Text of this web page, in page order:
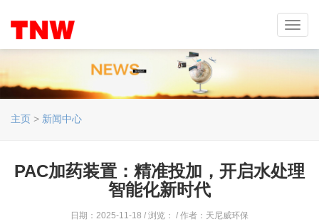
主页 > 新闻中心
PAC加药装置：精准投加，开启水处理
智能化新时代
日期：2025-11-18 / 浏览： / 作者：天尼威环保